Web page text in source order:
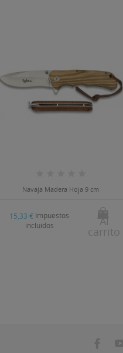
Navaja Madera Hoja 9 cm
15,33 € Impuestos
incluidos
Al
carrito